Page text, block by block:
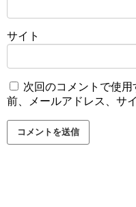
サイト
次回のコメントで使
前、メールアドレス、サ